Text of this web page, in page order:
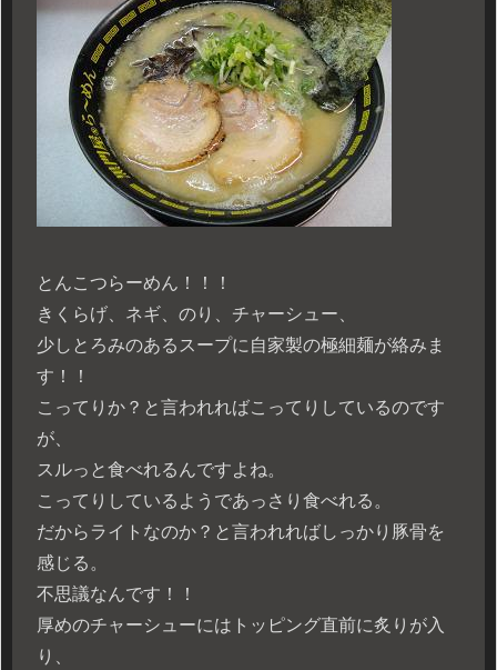
とんこつらーめん！！！
きくらげ、ネギ、のり、チャーシュー、
少しとろみのあるスープに自家製の極細麺が絡みま
す！！
こってりか？と言われればこってりしているのです
が、
スルっと食べれるんですよね。
こってりしているようであっさり食べれる。
だからライトなのか？と言われればしっかり豚骨を
感じる。
不思議なんです！！
厚めのチャーシューにはトッピング直前に炙りが入
り、